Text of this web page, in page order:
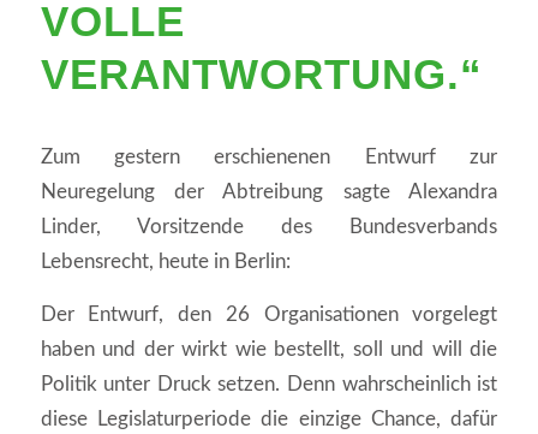
VOLLE
VERANTWORTUNG.“
Zum gestern erschienenen Entwurf zur
Neuregelung der Abtreibung sagte Alexandra
Linder, Vorsitzende des Bundesverbands
Lebensrecht, heute in Berlin:
Der Entwurf, den 26 Organisationen vorgelegt
haben und der wirkt wie bestellt, soll und will die
Politik unter Druck setzen. Denn wahrscheinlich ist
diese Legislaturperiode die einzige Chance, dafür